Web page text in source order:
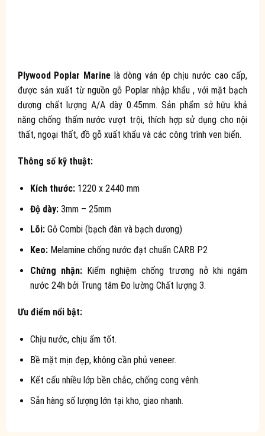
Plywood Poplar Marine là dòng ván ép chịu nước cao cấp,
được sản xuất từ nguồn gỗ Poplar nhập khẩu , với mặt bạch
dương chất lượng A/A dày 0.45mm. Sản phẩm sở hữu khả
năng chống thấm nước vượt trội, thích hợp sử dụng cho nội
thất, ngoại thất, đồ gỗ xuất khẩu và các công trình ven biển.
Thông số kỹ thuật:
Kích thước:1220 x 2440 mm
Độ dày:3mm – 25mm
Lõi:Gỗ Combi (bạch đàn và bạch dương)
Keo:Melamine chống nước đạt chuẩn CARB P2
Chứng nhận:Kiểm nghiệm chống trương nở khi ngâm
nước 24h bởi Trung tâm Đo lường Chất lượng 3.
Ưu điểm nổi bật:
Chịu nước, chịu ẩm tốt.
Bề mặt mịn đẹp, không cần phủ veneer.
Kết cấu nhiều lớp bền chắc, chống cong vênh.
Sẵn hàng số lượng lớn tại kho, giao nhanh.